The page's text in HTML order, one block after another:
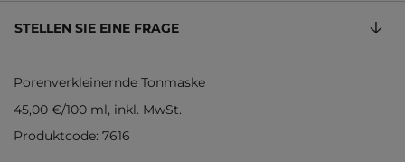
STELLEN SIE EINE FRAGE
Porenverkleinernde Tonmaske
45,00 €/100 ml, inkl. MwSt.
Produktcode: 7616